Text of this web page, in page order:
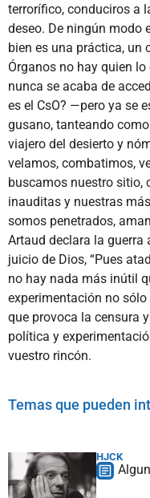
terrorífico, conduciros a
deseo. De ningún modo
bien es una práctica, un
Órganos no hay quien
nunca se acaba de
es el CsO? —pero ya se
gusano, tanteando
viajero del desierto y
velamos, combatimos,
buscamos nuestro sitio,
inauditas y nuestras
somos penetrados,
Artaud declara la guerra
juicio de Dios, “Pues
no hay nada más inútil
experimentación no
que provoca la censura
política y
vuestro rincón.
Temas que pueden
HJCK